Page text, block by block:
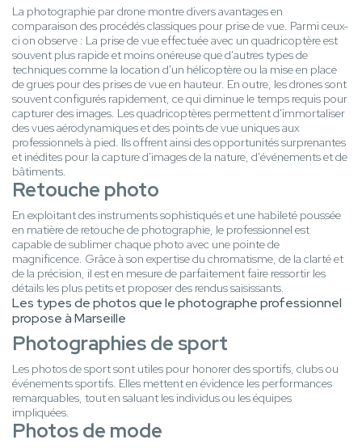
La photographie par drone montre divers avantages en
comparaison des procédés classiques pour prise de vue. Parmi ceux-
ci on observe : La prise de vue effectuée avec un quadricoptère est
souvent plus rapide et moins onéreuse que d'autres types de
techniques comme la location d'un hélicoptère ou la mise en place
de grues pour des prises de vue en hauteur. En outre, les drones sont
souvent configurés rapidement, ce qui diminue le temps requis pour
capturer des images. Les quadricoptères permettent d'immortaliser
des vues aérodynamiques et des points de vue uniques aux
professionnels à pied. Ils offrent ainsi des opportunités surprenantes
et inédites pour la capture d'images de la nature, d'événements et de
bâtiments.
Retouche photo
En exploitant des instruments sophistiqués et une habileté poussée
en matière de retouche de photographie, le professionnel est
capable de sublimer chaque photo avec une pointe de
magnificence. Grâce à son expertise du chromatisme, de la clarté et
de la précision, il est en mesure de parfaitement faire ressortir les
détails les plus petits et proposer des rendus saisissants.
Les types de photos que le photographe professionnel
propose à Marseille
Photographies de sport
Les photos de sport sont utiles pour honorer des sportifs, clubs ou
événements sportifs. Elles mettent en évidence les performances
remarquables, tout en saluant les individus ou les équipes
impliquées.
Photos de mode